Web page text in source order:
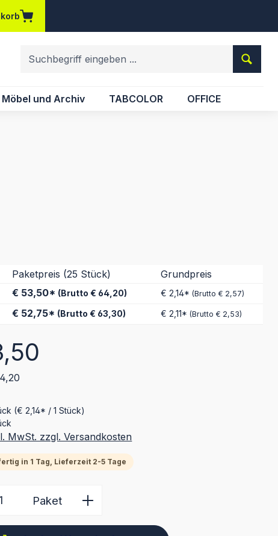
Merkzettel
Möbel und Archiv TABCOLOR OFFICE
Paketpreis (25 Stück) Grundpreis
€ 53,50* (Brutto € 64,20) € 2,14*(Brutto € 2,57)
€ 52,75* (Brutto € 63,30) € 2,11*(Brutto € 2,53)
(€ 2,14* / 1 Stück)
MwSt. zzgl. Versandkosten
in 1 Tag, Lieferzeit 2-5 Tage
Anzahl: Gib den gewünschten Wert
Paket